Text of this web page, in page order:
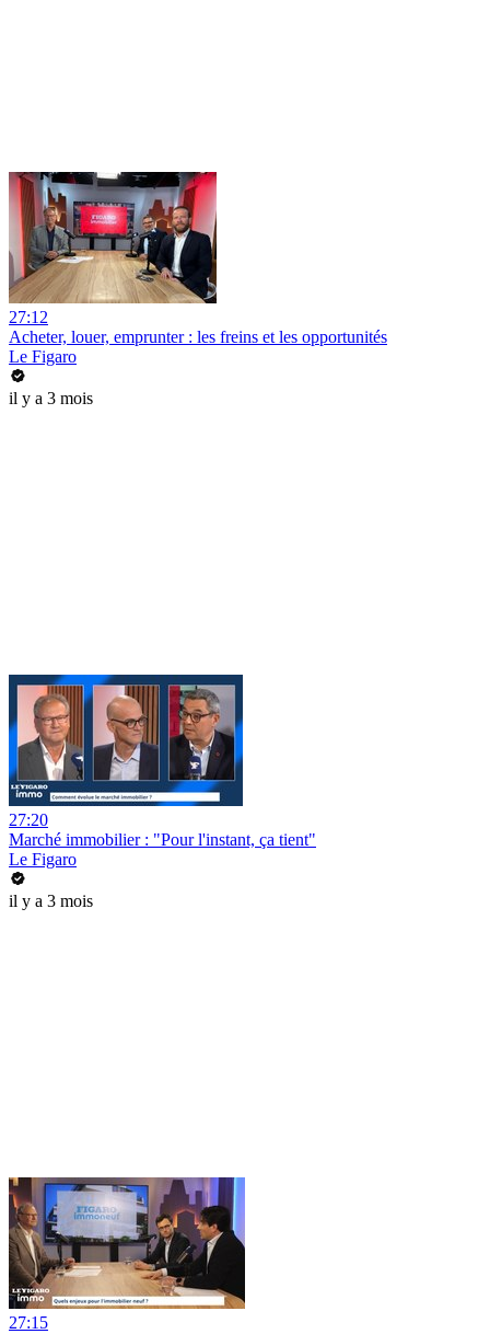
27:12
Acheter, louer, emprunter : les freins et les opportunités
Le Figaro
il y a 3 mois
27:20
Marché immobilier : "Pour l'instant, ça tient"
Le Figaro
il y a 3 mois
27:15